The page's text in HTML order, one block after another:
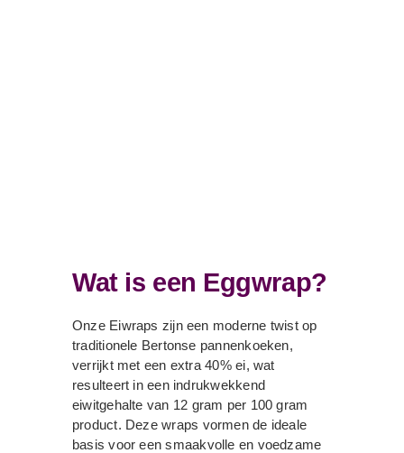
Wat is een Eggwrap?
Onze Eiwraps zijn een moderne twist op
traditionele Bertonse pannenkoeken,
verrijkt met een extra 40% ei, wat
resulteert in een indrukwekkend
eiwitgehalte van 12 gram per 100 gram
product. Deze wraps vormen de ideale
basis voor een smaakvolle en voedzame